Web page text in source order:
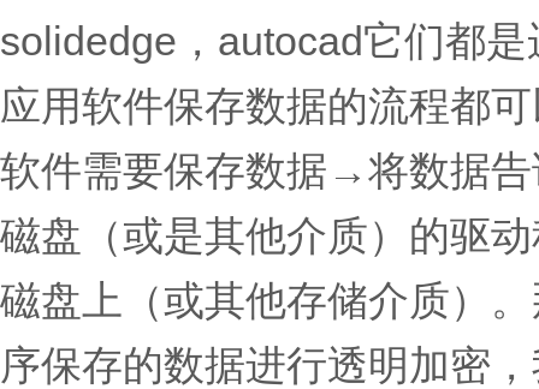
solidedge，autocad它们都
应用软件保存数据的流程都
软件需要保存数据→将数据
磁盘（或是其他介质）的驱
磁盘上（或其他存储介质）
序保存的数据进行透明加密